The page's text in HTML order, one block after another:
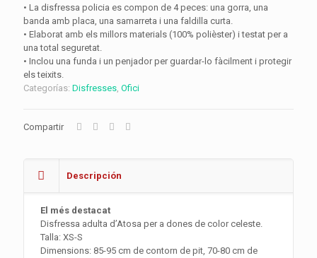
• La disfressa policia es compon de 4 peces: una gorra, una
banda amb placa, una samarreta i una faldilla curta.
• Elaborat amb els millors materials (100% polièster) i testat per a
una total seguretat.
• Inclou una funda i un penjador per guardar-lo fàcilment i protegir
els teixits.
Categorías: Disfresses, Ofici
Compartir
Descripción
El més destacat
Disfressa adulta d’Atosa per a dones de color celeste.
Talla: XS-S
Dimensions: 85-95 cm de contorn de pit, 70-80 cm de